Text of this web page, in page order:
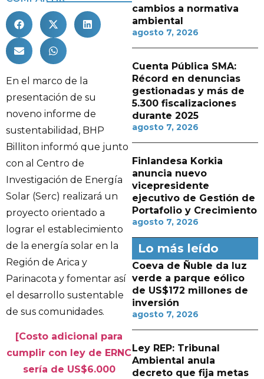
En el marco de la
presentación de su
noveno informe de
sustentabilidad, BHP
Billiton informó que junto
con al Centro de
Investigación de Energía
Solar (Serc) realizará un
proyecto orientado a
lograr el establecimiento
de la energía solar en la
Región de Arica y
Parinacota y fomentar así
el desarrollo sustentable
de sus comunidades.
[Costo adicional para
cumplir con ley de ERNC
sería de US$6.000
cambios a normativa
ambiental
agosto 7, 2026
Cuenta Pública SMA:
Récord en denuncias
gestionadas y más de
5.300 fiscalizaciones
durante 2025
agosto 7, 2026
Finlandesa Korkia
anuncia nuevo
vicepresidente
ejecutivo de Gestión de
Portafolio y Crecimiento
agosto 7, 2026
Lo más leído
Coeva de Ñuble da luz
verde a parque eólico
de US$172 millones de
inversión
agosto 7, 2026
Ley REP: Tribunal
Ambiental anula
decreto que fija metas